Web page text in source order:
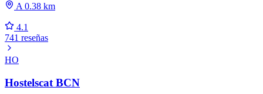
A 0.38 km
4.1
741 reseñas
HO
Hostelscat BCN